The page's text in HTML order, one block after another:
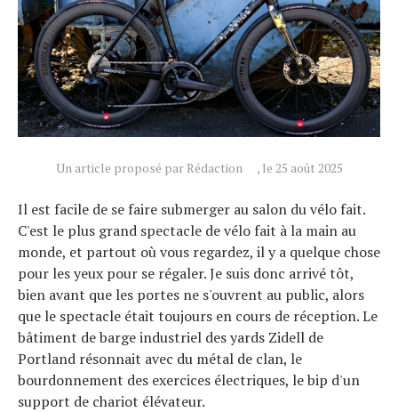
Un article proposé par Rédaction , le 25 août 2025
Il est facile de se faire submerger au salon du vélo fait.
C'est le plus grand spectacle de vélo fait à la main au
monde, et partout où vous regardez, il y a quelque chose
pour les yeux pour se régaler. Je suis donc arrivé tôt,
bien avant que les portes ne s'ouvrent au public, alors
que le spectacle était toujours en cours de réception. Le
bâtiment de barge industriel des yards Zidell de
Portland résonnait avec du métal de clan, le
bourdonnement des exercices électriques, le bip d'un
support de chariot élévateur.